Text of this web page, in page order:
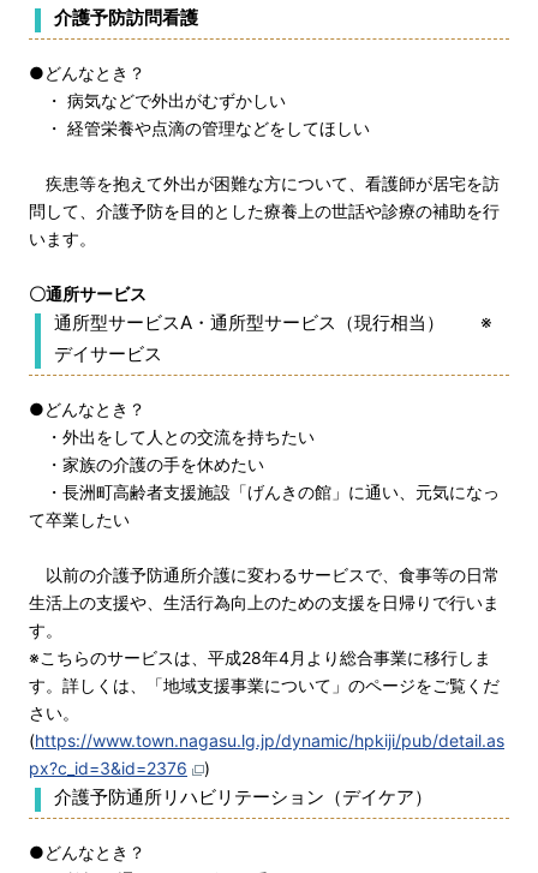
介護予防訪問看護
●どんなとき？
・ 病気などで外出がむずかしい
・ 経管栄養や点滴の管理などをしてほしい
疾患等を抱えて外出が困難な方について、看護師が居宅を訪
問して、介護予防を目的とした療養上の世話や診療の補助を行
います。
〇通所サービス
通所型サービスA・通所型サービス（現行相当） ※
デイサービス
●どんなとき？
・外出をして人との交流を持ちたい
・家族の介護の手を休めたい
・長洲町高齢者支援施設「げんきの館」に通い、元気になっ
て卒業したい
以前の介護予防通所介護に変わるサービスで、食事等の日常
生活上の支援や、生活行為向上のための支援を日帰りで行いま
す。
※こちらのサービスは、平成28年4月より総合事業に移行しま
す。詳しくは、「地域支援事業について」のページをご覧くだ
さい。
(https://www.town.nagasu.lg.jp/dynamic/hpkiji/pub/detail.as
px?c_id=3&id=2376
)
介護予防通所リハビリテーション（デイケア）
●どんなとき？